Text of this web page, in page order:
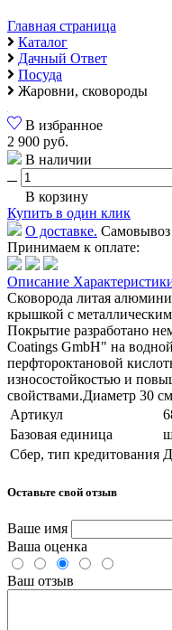
Главная страница
Каталог
Дачный Ответ
Посуда
Жаровни, сковороды
В избранное
2 900 руб.
В наличии
В корзину
Купить в один клик
О доставке. Самовывоз
Принимаем к оплате:
Описание
Сковорода литая
крышкой с
Покрытие разработано
Coatings GmbH" на
перфтороктановой
износостойкостью и
свойствами.Диаметр 30
Артикул
Базовая единица
Сбер, тип кредитования
Оставьте свой отзыв
Ваше имя
Ваша оценка
Ваш отзыв